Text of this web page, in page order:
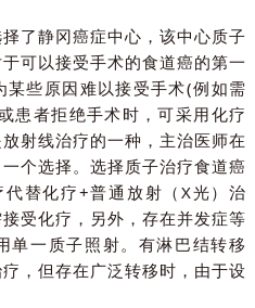
了静冈癌症中心，该中心质子
可以接受手术的食道癌的第一
些原因难以接受手术(例如需
患者拒绝手术时，可采用化疗
射线治疗的一种，主治医师在
个选择。选择质子治疗食道癌
替化疗+普通放射（X光）治
受化疗，另外，存在并发症等
单一质子照射。有淋巴结转移
，但存在广泛转移时，由于设